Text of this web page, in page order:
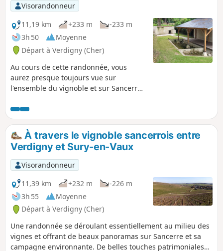
Visorandonneur
11,19 km
+233 m
-233 m
3h 50
Moyenne
Départ à Verdigny (Cher)
Au cours de cette randonnée, vous
aurez presque toujours vue sur
l'ensemble du vignoble et sur Sancerre.
la vigne ou les vendanges. Vous
passerez par les "sommets" les plus
hauts de la région.
À travers le vignoble sancerrois entre
Verdigny et Sury-en-Vaux
Visorandonneur
11,39 km
+232 m
-226 m
3h 55
Moyenne
Départ à Verdigny (Cher)
Une randonnée se déroulant essentiellement au milieu des
vignes et offrant de beaux panoramas sur Sancerre et sa
campagne environnante. De belles touches patrimoniales